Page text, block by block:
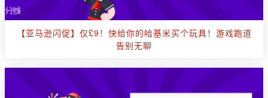
【亚马逊闪促】仅£9！快给你的哈基米买个玩具！游戏跑道
告别无聊